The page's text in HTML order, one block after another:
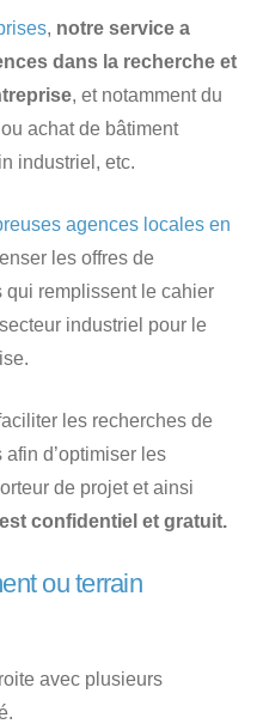
, notre service a
dans la recherche et
, et notamment du
achat de bâtiment
industriel, etc.
agences locales en
les offres de
qui remplissent le cahier
industriel pour le
les recherches de
d’optimiser les
de projet et ainsi
confidentiel et gratuit.
ou terrain
avec plusieurs